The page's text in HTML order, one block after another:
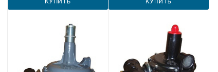
КУПИТЬ КУПИТЬ